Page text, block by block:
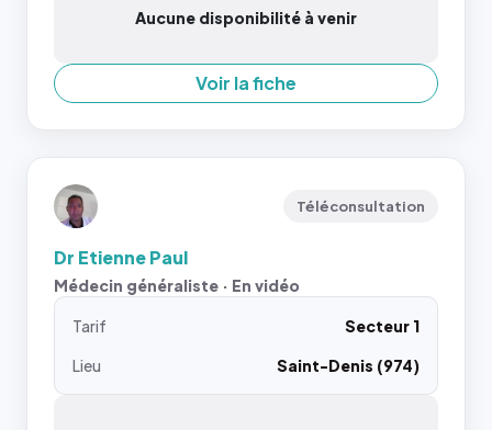
Aucune disponibilité à venir
Voir la fiche
Téléconsultation
Dr Etienne Paul
Médecin généraliste · En vidéo
Tarif
Secteur 1
Lieu
Saint-Denis (974)